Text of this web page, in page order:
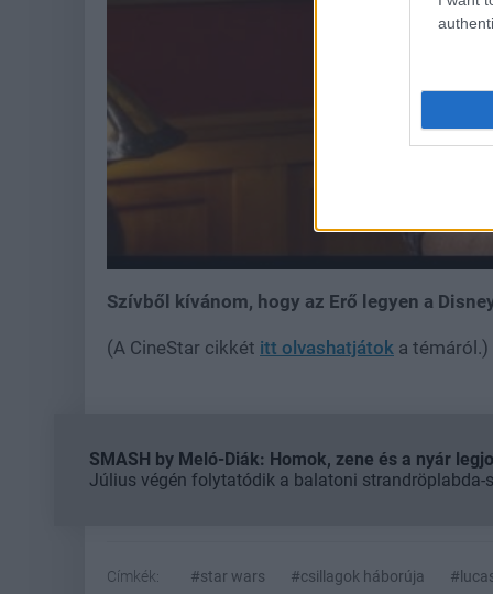
Szívből kívánom, hogy az Erő legyen a
(A CineStar cikkét itt olvashatjátok a témáról.)
SMASH by Meló-Diák: Homok, zene és a nyár
Július végén folytatódik a balatoni strandröplabda-
Címkék: #star wars #csillagok háborúja